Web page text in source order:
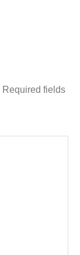
Required fields